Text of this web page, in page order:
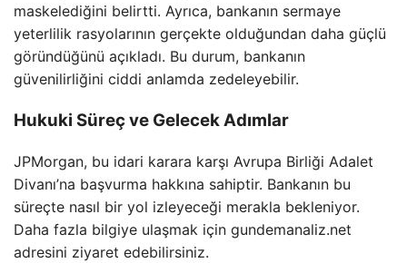
maskelediğini belirtti. Ayrıca, bankanın sermaye
yeterlilik rasyolarının gerçekte olduğundan daha güçlü
göründüğünü açıkladı. Bu durum, bankanın
güvenilirliğini ciddi anlamda zedeleyebilir.
Hukuki Süreç ve Gelecek Adımlar
JPMorgan, bu idari karara karşı Avrupa Birliği Adalet
Divanı’na başvurma hakkına sahiptir. Bankanın bu
süreçte nasıl bir yol izleyeceği merakla bekleniyor.
Daha fazla bilgiye ulaşmak için gundemanaliz.net
adresini ziyaret edebilirsiniz.